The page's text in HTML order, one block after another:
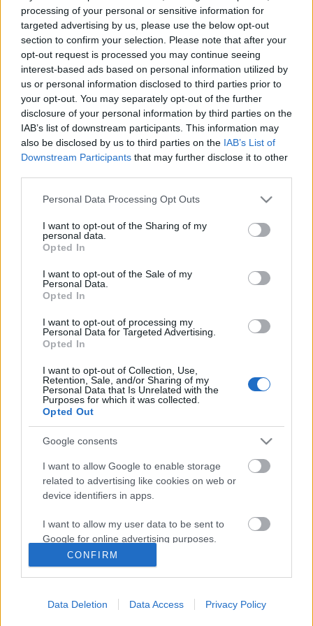
processing of your personal or sensitive information for
targeted advertising by us, please use the below opt-out
section to confirm your selection. Please note that after your
opt-out request is processed you may continue seeing
interest-based ads based on personal information utilized by
us or personal information disclosed to third parties prior to
your opt-out. You may separately opt-out of the further
disclosure of your personal information by third parties on the
IAB’s list of downstream participants. This information may
also be disclosed by us to third parties on the IAB’s List of
Downstream Participants that may further disclose it to other
Please note that this website/app uses one or more Google
not limited to your visit or usage behaviour. You may click to
grant or deny consent to Google and its third-party tags to
use your data for below specified purposes in below Google
consent section.
Personal Data Processing Opt Outs
I want to opt-out of the Sharing of my
personal data.
Opted In
I want to opt-out of the Sale of my
Personal Data.
Opted In
I want to opt-out of processing my
Personal Data for Targeted Advertising.
Opted In
I want to opt-out of Collection, Use,
Retention, Sale, and/or Sharing of my
Personal Data that Is Unrelated with the
Purposes for which it was collected.
Opted Out
Google consents
I want to allow Google to enable storage
related to advertising like cookies on web or
device identifiers in apps.
I want to allow my user data to be sent to
Google for online advertising purposes.
I want to allow Google to send me
I want to allow Google to enable storage
CONFIRM
Data Deletion Data Access Privacy Policy
naiva; piromániás karakterszínésznő; drámai szende
és szubrett- Adva még egy katonás főnöknő (Für
Anikó), egy ősz amorózó (Zenthe Ferenc), egy
jóindulkatú sármőr (Kautzky Armand), meg sok-sok
apró háborúskodás- A középpont azonban a
színésznők csapata, mely ezúttal is nagy neveket
vonultat fel: Psota Irén, Kállai Ilona, Lehoczky Zsuzsa,
Pásztor Erzsi, Földi Teri, Csűrös Karola és Pádua
Ildikó-
Italát külön ki kell emelni: minden megjelenése
Bemutató: 2002- május 18-
Ajánlott bejegyzések:
Augusztusban jön az év legvidámabb
hete
Épül a Dóm téri szabadtéri színpad
Bartók dallamok jazz-zenekarral és
tánccal
Pénteken ismét online vetítés a